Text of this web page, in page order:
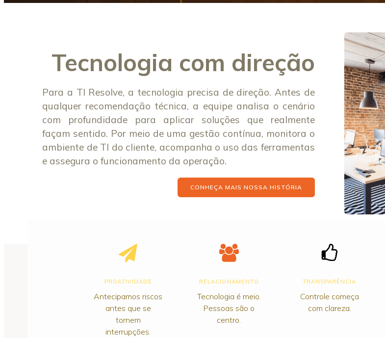
Tecnologia com direção
Para a TI Resolve, a tecnologia precisa de direção. Antes de
qualquer recomendação técnica, a equipe analisa o cenário
com profundidade para aplicar soluções que realmente
façam sentido. Por meio de uma gestão contínua, monitora o
ambiente de TI do cliente, acompanha o uso das ferramentas
e assegura o funcionamento da operação.
CONHEÇA MAIS NOSSA HISTÓRIA
PROATIVIDADE
Antecipamos riscos
antes que se
tornem
interrupções.
RELACIONAMENTO
Tecnologia é meio.
Pessoas são o
centro.
TRANSPARÊNCIA
Controle começa
com clareza.